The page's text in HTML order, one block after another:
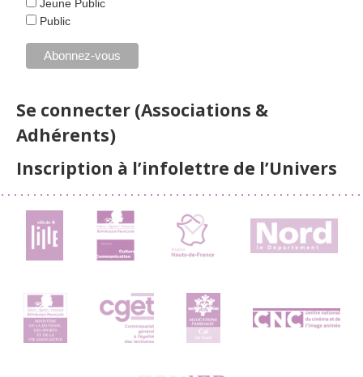
Jeune Public
Public
Se connecter (Associations &
Adhérents)
Inscription à l’infolettre de l’Univers